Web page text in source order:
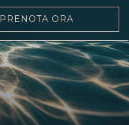
PRENOTA ORA